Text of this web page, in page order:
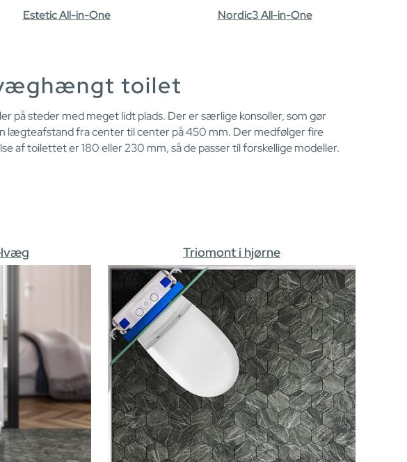
Estetic All-in-One Nordic3 All-in-One
toilet
på steder med meget lidt plads. Der er særlige konsoller, som gør
lægteafstand fra center til center på 450 mm. Der medfølger fire
af toilettet er 180 eller 230 mm, så de passer til forskellige modeller.
Triomont i hjørne